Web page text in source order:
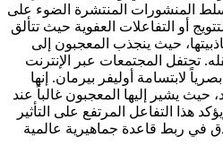
المنشورات المنتشرة الضوء على
أو التفاعلات العفوية حيث تتألق
حيث ينجذب المعجبون إلى
تحتفل المجتمعات عبر الإنترنت
لابتسامة أوليفر بيرمان. إنها
حيث يشير إليها المعجبون غالباً عند
هذا التفاعل المرتفع على التأثير
في ربط قاعدة جماهيرية عالمية